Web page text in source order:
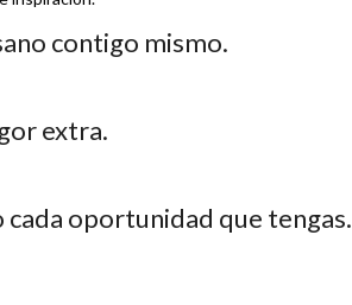
contigo mismo.
extra.
oportunidad que tengas.